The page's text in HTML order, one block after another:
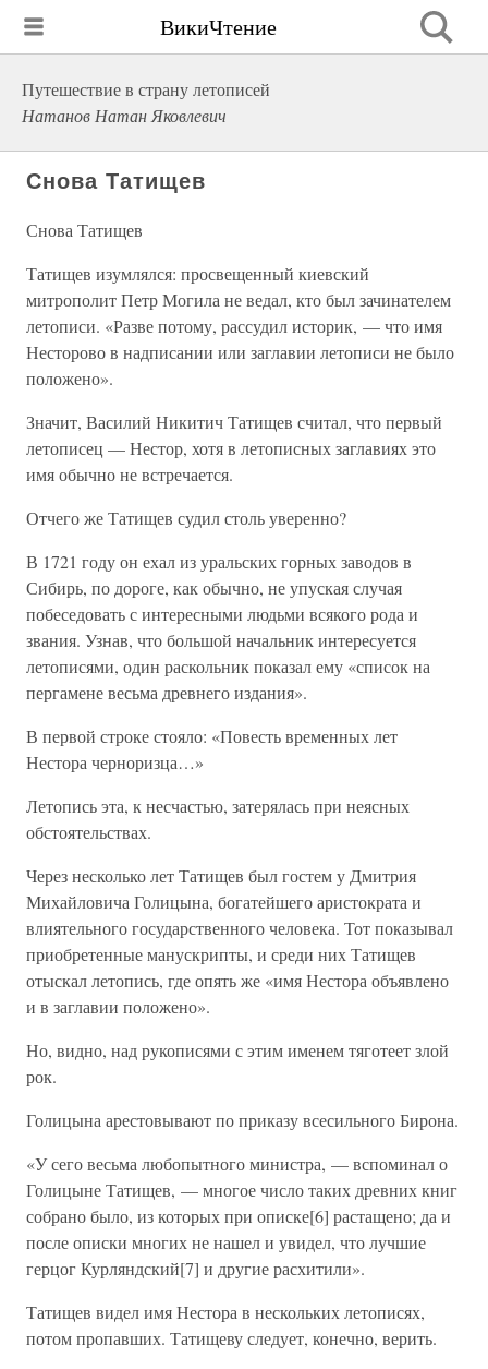
ВикиЧтение
Путешествие в страну летописей
Натанов Натан Яковлевич
Снова Татищев
Снова Татищев
Татищев изумлялся: просвещенный киевский
митрополит Петр Могила не ведал, кто был зачинателем
летописи. «Разве потому, рассудил историк, — что имя
Несторово в надписании или заглавии летописи не было
положено».
Значит, Василий Никитич Татищев считал, что первый
летописец — Нестор, хотя в летописных заглавиях это
имя обычно не встречается.
Отчего же Татищев судил столь уверенно?
В 1721 году он ехал из уральских горных заводов в
Сибирь, по дороге, как обычно, не упуская случая
побеседовать с интересными людьми всякого рода и
звания. Узнав, что большой начальник интересуется
летописями, один раскольник показал ему «список на
пергамене весьма древнего издания».
В первой строке стояло: «Повесть временных лет
Нестора черноризца…»
Летопись эта, к несчастью, затерялась при неясных
обстоятельствах.
Через несколько лет Татищев был гостем у Дмитрия
Михайловича Голицына, богатейшего аристократа и
влиятельного государственного человека. Тот показывал
приобретенные манускрипты, и среди них Татищев
отыскал летопись, где опять же «имя Нестора объявлено
и в заглавии положено».
Но, видно, над рукописями с этим именем тяготеет злой
рок.
Голицына арестовывают по приказу всесильного Бирона.
«У сего весьма любопытного министра, — вспоминал о
Голицыне Татищев, — многое число таких древних книг
собрано было, из которых при описке[6] растащено; да и
после описки многих не нашел и увидел, что лучшие
герцог Курляндский[7] и другие расхитили».
Татищев видел имя Нестора в нескольких летописях,
потом пропавших. Татищеву следует, конечно, верить.